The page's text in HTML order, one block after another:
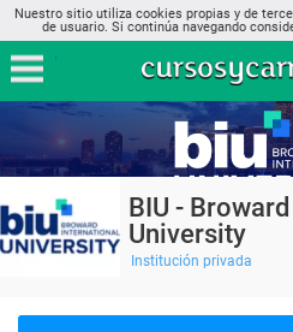
Nuestro sitio utiliza cookies propias y de
de usuario. Si continúa navegando
BIU -
University
Institución privada